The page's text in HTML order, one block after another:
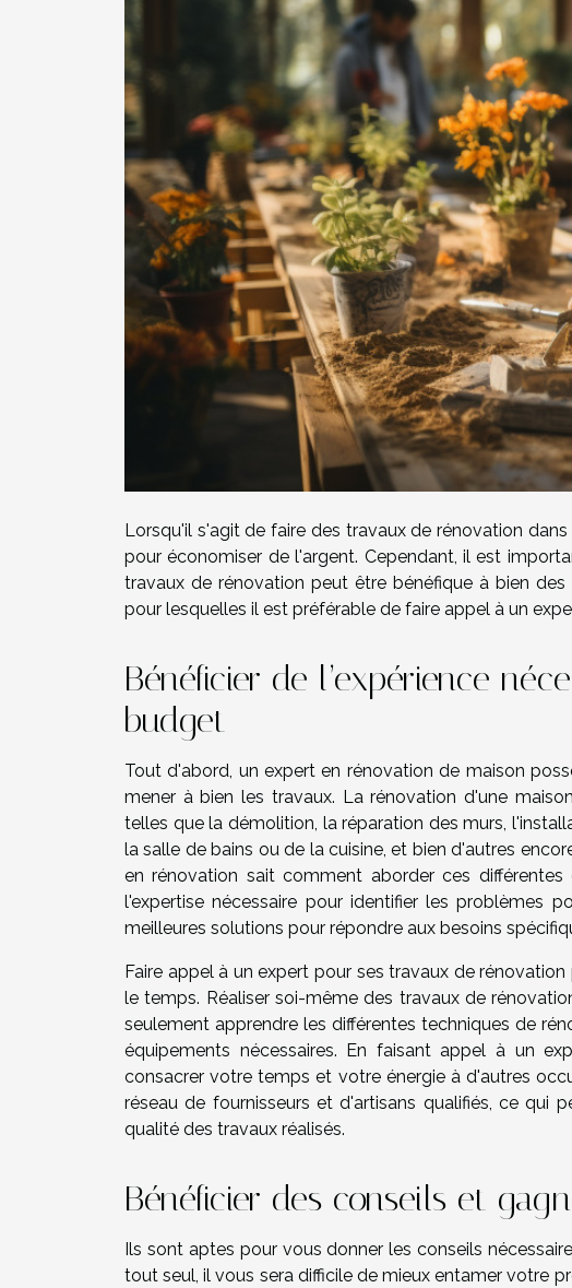
Lorsqu'il s'agit de faire des travaux de rénovation
pour économiser de l'argent. Cependant, il est
travaux de rénovation peut être bénéfique à bien
pour lesquelles il est préférable de faire appel à un
Bénéficier de l’expérience
budget
Tout d'abord, un expert en rénovation de maison
mener à bien les travaux. La rénovation d'une
telles que la démolition, la réparation des murs,
la salle de bains ou de la cuisine, et bien d'autres
en rénovation sait comment aborder ces
l'expertise nécessaire pour identifier les problèmes
meilleures solutions pour répondre aux besoins
Faire appel à un expert pour ses travaux de
le temps. Réaliser soi-même des travaux de
seulement apprendre les différentes techniques de
équipements nécessaires. En faisant appel à un
consacrer votre temps et votre énergie à d'autres
réseau de fournisseurs et d'artisans qualifiés, ce qui
qualité des travaux réalisés.
Bénéficier des conseils et
Ils sont aptes pour vous donner les conseils
tout seul, il vous sera difficile de mieux entamer votre